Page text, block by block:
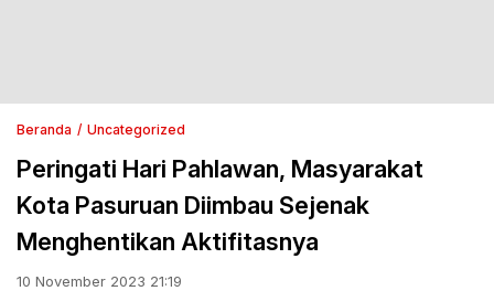
Beranda Uncategorized
Peringati Hari Pahlawan, Masyarakat
Kota Pasuruan Diimbau Sejenak
Menghentikan Aktifitasnya
10 November 2023 21:19